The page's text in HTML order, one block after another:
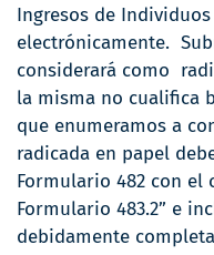
Ingresos de
electrónicamente.
considerará como
la misma no cualifica
que enumeramos a
radicada en papel
Formulario 482 con el
Formulario 483.2” e
debidamente